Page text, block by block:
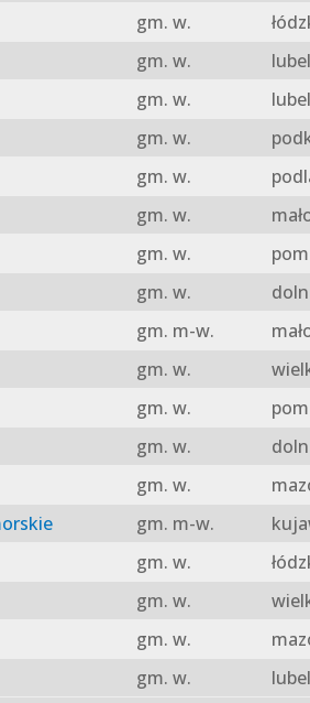
gm. w.
gm. w.
gm. w.
gm. w.
gm. w.
gm. w.
gm. w.
gm. w.
gm. m-w.
gm. w.
gm. w.
gm. w.
gm. w.
gm. m-w.
gm. w.
gm. w.
gm. w.
gm. w.